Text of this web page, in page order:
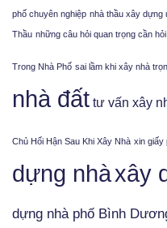
phố chuyên nghiệp nhà thầu xây dựng
Thầu những câu hỏi quan trọng cần
Trong Nhà Phố sai lầm khi xây nhà
nhà đất tư vấn xây
Chủ Hối Hận Sau Khi Xây Nhà xin giấy
dựng nhàxây
dựng nhà phố Bình